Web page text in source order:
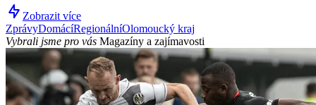
Zobrazit více
ZprávyDomácíRegionálníOlomoucký kraj
Vybrali jsme pro vás Magazíny a zajímavosti